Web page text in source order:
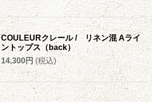
COULEURクレール / リネン混 Aライ
ントップス（back）
14,300円 (税込)